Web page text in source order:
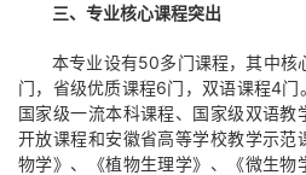
三、专业核心课程突出
本专业设有50多门课程，其中核
门，省级优质课程6门，双语课程4
国家级一流本科课程、国家级双语教
开放课程和安徽省高等学校教学示范
物学》、《植物生理学》、《微生物